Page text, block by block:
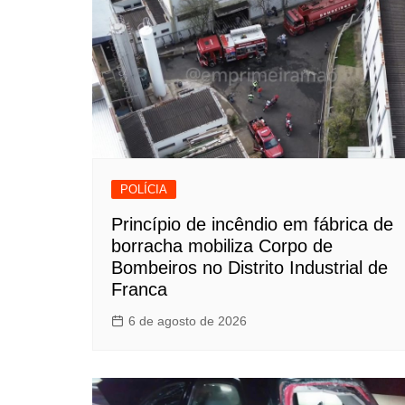
POLÍCIA
Princípio de incêndio em fábrica de
borracha mobiliza Corpo de
Bombeiros no Distrito Industrial de
Franca
6 de agosto de 2026